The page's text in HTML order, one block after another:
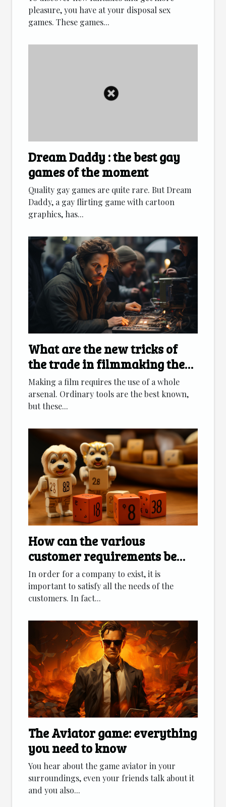
pleasure, you have at your disposal sex
games. These games...
Dream Daddy : the best gay
games of the moment
Quality gay games are quite rare. But Dream
Daddy, a gay flirting game with cartoon
graphics, has...
What are the new tricks of
the trade in filmmaking these
days?
Making a film requires the use of a whole
arsenal. Ordinary tools are the best known,
but these...
How can the various
customer requirements be
met?
In order for a company to exist, it is
important to satisfy all the needs of the
customers. In fact...
The Aviator game: everything
you need to know
You hear about the game aviator in your
surroundings, even your friends talk about it
and you also...